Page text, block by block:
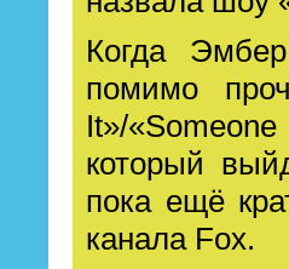
Когда
помимо
It»/
который
пока ещё
канала Fox.